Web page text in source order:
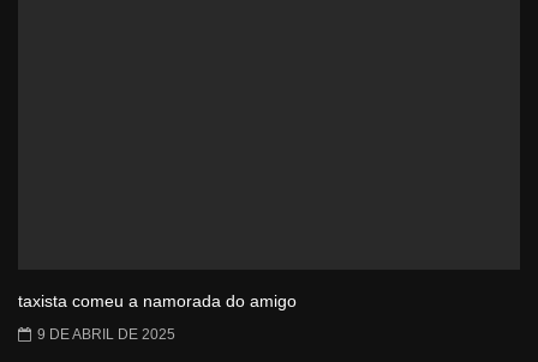
taxista comeu a namorada do amigo
9 DE ABRIL DE 2025